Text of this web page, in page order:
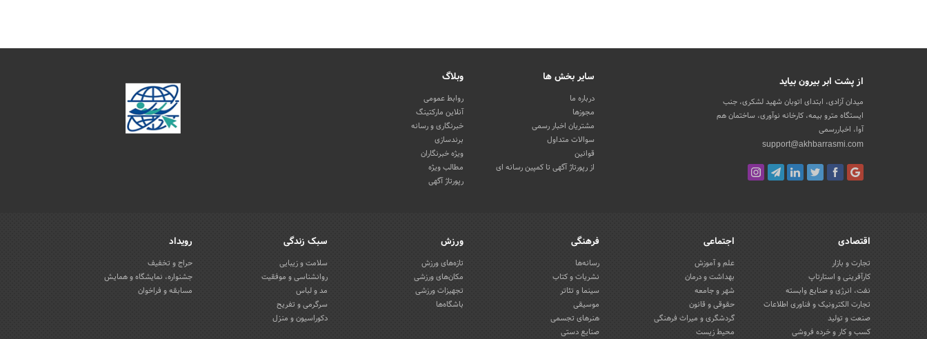
از پشت ابر بیرون بیاید
میدان آزادی، ابتدای اتوبان شهید لشکری، جنب
ایستگاه مترو بیمه، کارخانه نوآوری، ساختمان هم
آوا، اخباررسمی
support@akhbarrasmi.com
سایر بخش ها
درباره ما
مجوزها
مشتریان اخبار رسمی
سوالات متداول
قوانین
از رپورتاژ آگهی تا کمپین رسانه ای
وبلاگ
روابط عمومی
آنلاین مارکتینگ
خبرنگاری و رسانه
برندسازی
ویژه خبرنگاران
مطالب ویژه
رپورتاژ آگهی
اقتصادی
تجارت و بازار
کارآفرینی و استارتاپ
نفت، انرژی و صنایع وابسته
تجارت الکترونیک و فناوری اطلاعات
صنعت و تولید
کسب و کار و خرده فروشی
اجتماعی
علم و آموزش
بهداشت و درمان
شهر و جامعه
حقوقی و قانون
گردشگری و میراث فرهنگی
محیط زیست
فرهنگی
رسانه‌ها
نشریات و کتاب
سینما و تئاتر
موسیقی
هنرهای تجسمی
صنایع دستی
ورزش
تازه‌های ورزش
مکان‌های ورزشی
تجهیزات ورزشی
باشگاه‌ها
سبک زندگی
سلامت و زیبایی
روانشناسی و موفقیت
مد و لباس
سرگرمی و تفریح
دکوراسیون و منزل
رویداد
حراج و تخفیف
جشنواره، نمایشگاه و همایش
مسابقه و فراخوان